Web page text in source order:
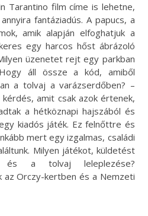
Tarantino film címe is lehetne,
fantáziadús. A papucs, a
amik alapján elfoghatjuk a
egy harcos hőst ábrázoló
üzenetet rejt egy parkban
áll össze a kód, amiből
a tolvaj a varázserdőben? –
amit csak azok értenek,
a hétköznapi hajszából és
kiadós játék. Ez felnőttre és
mert egy izgalmas, családi
Milyen játékot, küldetést
a tolvaj leleplezése?
az Orczy-kertben és a Nemzeti